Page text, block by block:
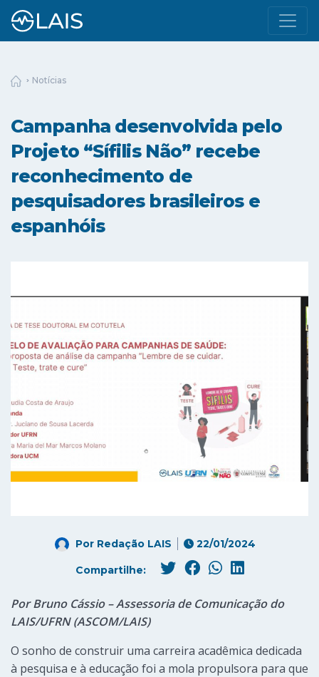
Notícias
Campanha desenvolvida pelo
Projeto “Sífilis Não” recebe
reconhecimento de
pesquisadores brasileiros e
espanhóis
Por Redação LAIS 22/01/2024
Compartilhe:
Por Bruno Cássio – Assessoria de Comunicação do
LAIS/UFRN (ASCOM/LAIS)
O sonho de construir uma carreira acadêmica dedicada
à pesquisa e à educação foi a mola propulsora para que